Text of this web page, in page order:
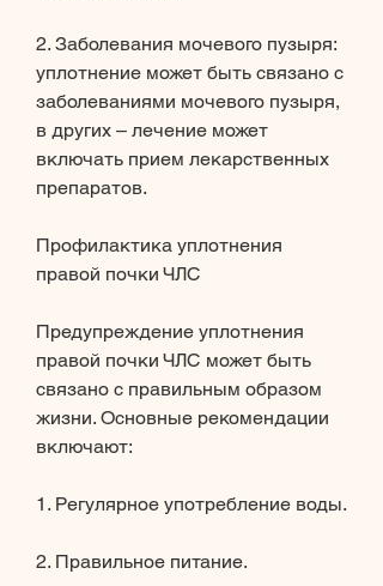
2. Заболевания мочевого пузыря:
уплотнение может быть связано с
заболеваниями мочевого пузыря,
в других – лечение может
включать прием лекарственных
препаратов.
Профилактика уплотнения
правой почки ЧЛС
Предупреждение уплотнения
правой почки ЧЛС может быть
связано с правильным образом
жизни. Основные рекомендации
включают:
1. Регулярное употребление воды.
2. Правильное питание.